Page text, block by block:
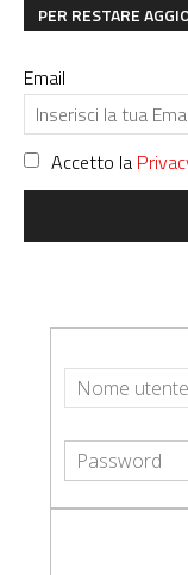
PER RESTARE
Email
Accetto la